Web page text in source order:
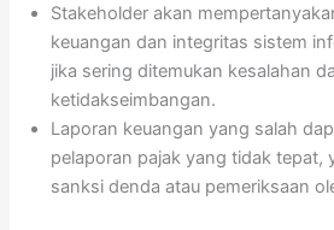
Stakeholder akan
keuangan dan integritas sistem
jika sering ditemukan kesalahan
ketidakseimbangan.
Laporan keuangan yang salah
pelaporan pajak yang tidak tepat,
sanksi denda atau pemeriksaan